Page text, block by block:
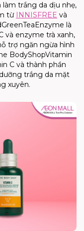
làm trắng da dịu nhẹ,
từ INNISFREE và
GreenTeaEnzyme là
và enzyme trà xanh,
trợ ngăn ngừa hình
BodyShopVitamin
C và thành phần
trắng da mặt
xuyên.